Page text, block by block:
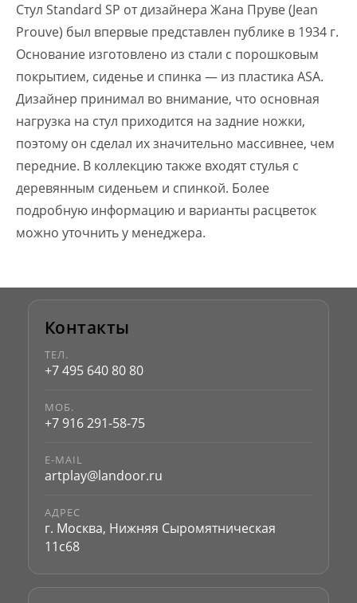
Стул Standard SP от дизайнера Жана Пруве (Jean
Prouve) был впервые представлен публике в 1934 г.
Основание изготовлено из стали с порошковым
покрытием, сиденье и спинка — из пластика ASA.
Дизайнер принимал во внимание, что основная
нагрузка на стул приходится на задние ножки,
поэтому он сделал их значительно массивнее, чем
передние. В коллекцию также входят стулья с
деревянным сиденьем и спинкой. Более
подробную информацию и варианты расцветок
можно уточнить у менеджера.
Контакты
ТЕЛ.
+7 495 640 80 80
МОБ.
+7 916 291-58-75
E-MAIL
artplay@landoor.ru
АДРЕС
г. Москва, Нижняя Сыромятническая
11с68